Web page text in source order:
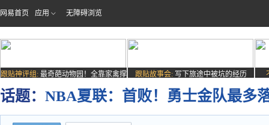
网易首页 应用 无障碍浏览
跟贴神评组: 最奇葩动物园！全靠家禽撑
跟贴故事会: 写下旅途中被坑的经历
话题： NBA夏联：首败！勇士金队最多